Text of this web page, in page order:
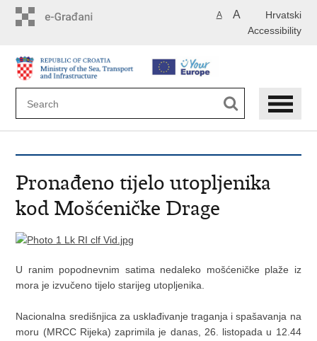
Hrvatski
A A
Accessibility
Pronađeno tijelo utopljenika
kod Mošćeničke Drage
U ranim popodnevnim satima nedaleko mošćeničke plaže iz
mora je izvučeno tijelo starijeg utopljenika.
Nacionalna središnjica za usklađivanje traganja i spašavanja na
moru (MRCC Rijeka) zaprimila je danas, 26. listopada u 12.44